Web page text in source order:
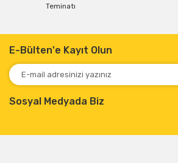
Teminatı
E-Bülten'e Kayıt Olun
Sosyal Medyada Biz